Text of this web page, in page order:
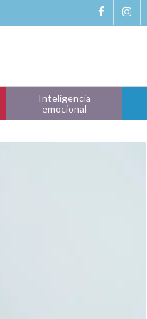
Inteligencia
emocional